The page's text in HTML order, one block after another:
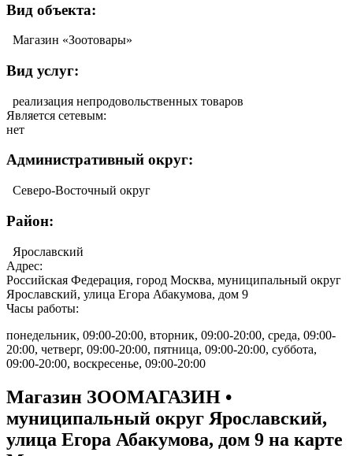
Вид объекта:
Магазин «Зоотовары»
Вид услуг:
реализация непродовольственных товаров
Является сетевым:
нет
Административный округ:
Северо-Восточный округ
Район:
Ярославский
Адрес:
Российская Федерация, город Москва, муниципальный округ
Ярославский, улица Егора Абакумова, дом 9
Часы работы:
понедельник, 09:00-20:00, вторник, 09:00-20:00, среда, 09:00-
20:00, четверг, 09:00-20:00, пятница, 09:00-20:00, суббота,
09:00-20:00, воскресенье, 09:00-20:00
Магазин ЗООМАГАЗИН •
муниципальный округ Ярославский,
улица Егора Абакумова, дом 9 на карте